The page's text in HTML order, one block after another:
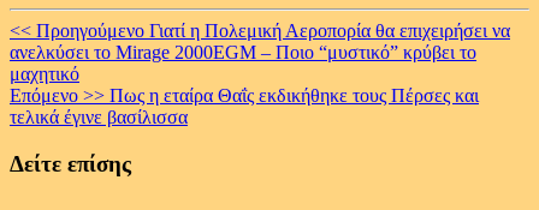
Continue
Reading
<< Προηγούμενο Γιατί η Πολεμική Αεροπορία θα επιχειρήσει να
ανελκύσει το Mirage 2000EGM – Ποιο “μυστικό” κρύβει το
μαχητικό
Επόμενο >> Πως η εταίρα Θαΐς εκδικήθηκε τους Πέρσες και
τελικά έγινε βασίλισσα
Δείτε επίσης